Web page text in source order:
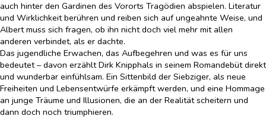
auch hinter den Gardinen des Vororts Tragödien abspielen. Literatur
und Wirklichkeit berühren und reiben sich auf ungeahnte Weise, und
Albert muss sich fragen, ob ihn nicht doch viel mehr mit allen
anderen verbindet, als er dachte.
Das jugendliche Erwachen, das Aufbegehren und was es für uns
bedeutet – davon erzählt Dirk Knipphals in seinem Romandebüt direkt
und wunderbar einfühlsam. Ein Sittenbild der Siebziger, als neue
Freiheiten und Lebensentwürfe erkämpft werden, und eine Hommage
an junge Träume und Illusionen, die an der Realität scheitern und
dann doch noch triumphieren.